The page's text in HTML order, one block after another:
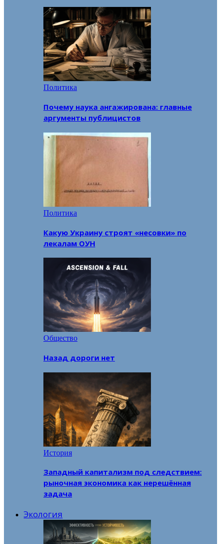
Политика
Почему наука ангажирована: главные
аргументы публицистов
Политика
Какую Украину строят «несовки» по
лекалам ОУН
Общество
Назад дороги нет
История
Западный капитализм под следствием:
рыночная экономика как нерешённая
задача
Экология